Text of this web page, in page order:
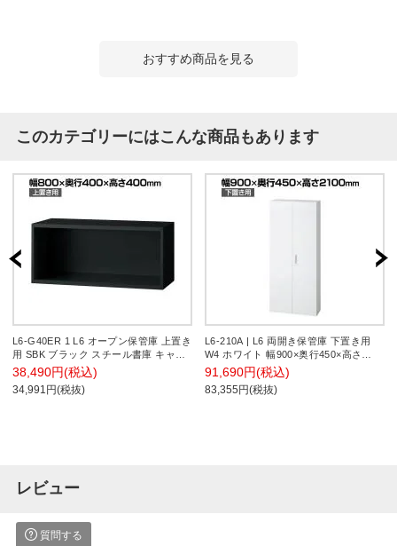
おすすめ商品を見る
このカテゴリーにはこんな商品もあります
L6-G40ER 1 L6 オープン保管庫 上置き
用 SBK ブラック スチール書庫 キャビ
ネット 幅800×奥行400×高さ400mm 国
産 収納 プラス(PLUS)
38,490円(税込)
34,991円(税抜)
L6-210A | L6 両開き保管庫 下置き用
W4 ホワイト 幅900×奥行450×高さ
2100mm プラス(PULS)
91,690円(税込)
83,355円(税抜)
レビュー
質問する